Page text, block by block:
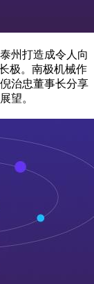
州打造成令人向
极。南极机械作
治忠董事长分享
望。